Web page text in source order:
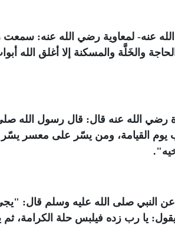
عنه- لمعاوية رضي الله عنه:
والخَلَّة والمسكنة إلا أغلق الله
الله عنه قال: قال رسول الله
القيامة، ومن يسّر على معسر يسّر
النبي صلى الله عليه وسلم قال:
يا رب زده فيلبس حلة الكرامة، ثم